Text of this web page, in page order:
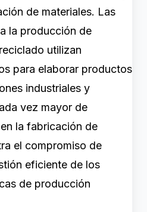
de materiales. Las
la producción de
utilizan
para elaborar productos
industriales y
vez mayor de
en la fabricación de
el compromiso de
eficiente de los
de producción